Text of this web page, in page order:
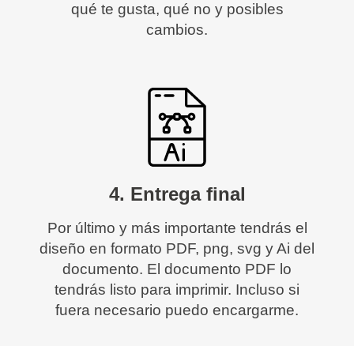
qué te gusta, qué no y posibles
cambios.
4. Entrega final
Por último y más importante tendrás el
diseño en formato PDF, png, svg y Ai del
documento. El documento PDF lo
tendrás listo para imprimir. Incluso si
fuera necesario puedo encargarme.